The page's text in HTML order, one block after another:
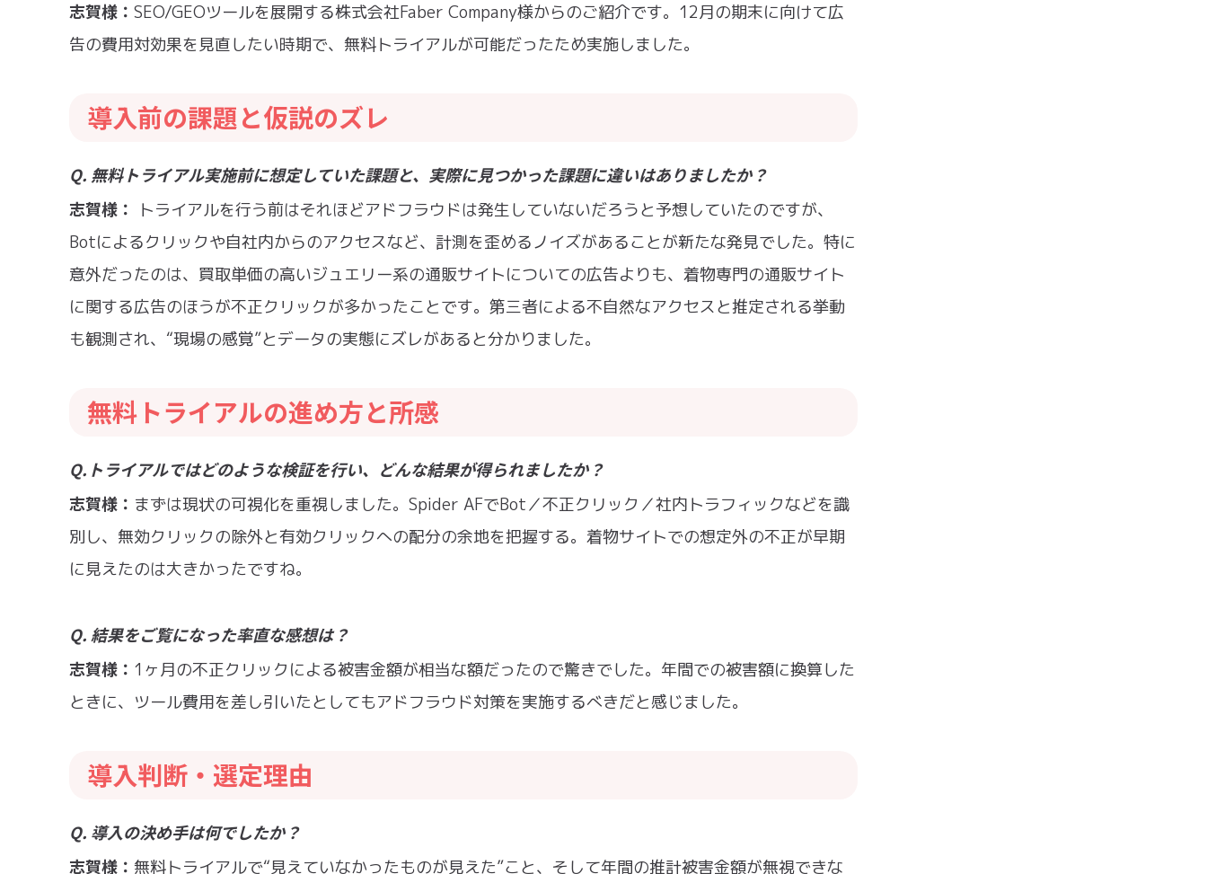
志賀様： SEO/GEOツールを展開する株式会社Faber Company様からのご紹介です。12月の期末に向けて広
告の費用対効果を見直したい時期で、無料トライアルが可能だったため実施しました。
導入前の課題と仮説のズレ
Q. 無料トライアル実施前に想定していた課題と、実際に見つかった課題に違いはありましたか？
志賀様：
トライアルを行う前はそれほどアドフラウドは発生していないだろうと予想していたのですが、
Botによるクリックや自社内からのアクセスなど、計測を歪めるノイズがあることが新たな発見でした。特に
意外だったのは、買取単価の高いジュエリー系の通販サイトについての広告よりも、着物専門の通販サイト
に関する広告のほうが不正クリックが多かったことです。第三者による不自然なアクセスと推定される挙動
も観測され、“現場の感覚”とデータの実態にズレがあると分かりました。
無料トライアルの進め方と所感
Q.トライアルではどのような検証を行い、どんな結果が得られましたか？
志賀様： まずは現状の可視化を重視しました。Spider AFでBot／不正クリック／社内トラフィックなどを識
別し、無効クリックの除外と有効クリックへの配分の余地を把握する。着物サイトでの想定外の不正が早期
に見えたのは大きかったですね。
Q. 結果をご覧になった率直な感想は？
志賀様： 1ヶ月の不正クリックによる被害金額が相当な額だったので驚きでした。年間での被害額に換算した
ときに、ツール費用を差し引いたとしてもアドフラウド対策を実施するべきだと感じました。
導入判断・選定理由
Q. 導入の決め手は何でしたか？
志賀様： 無料トライアルで“見えていなかったものが見えた”こと、そして年間の推計被害金額が無視できな